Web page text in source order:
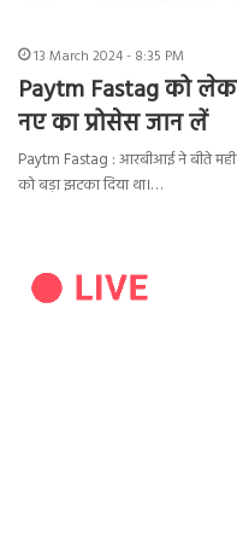
13 March 2024 - 8:35 PM
Paytm Fastag को
नए का प्रोसेस जान लें
Paytm Fastag : आरबीआई ने बीते
को बड़ा झटका दिया था।…